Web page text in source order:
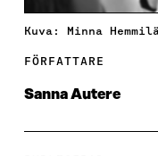
Kuva: Minna
FÖRFATTARE
Sanna Autere